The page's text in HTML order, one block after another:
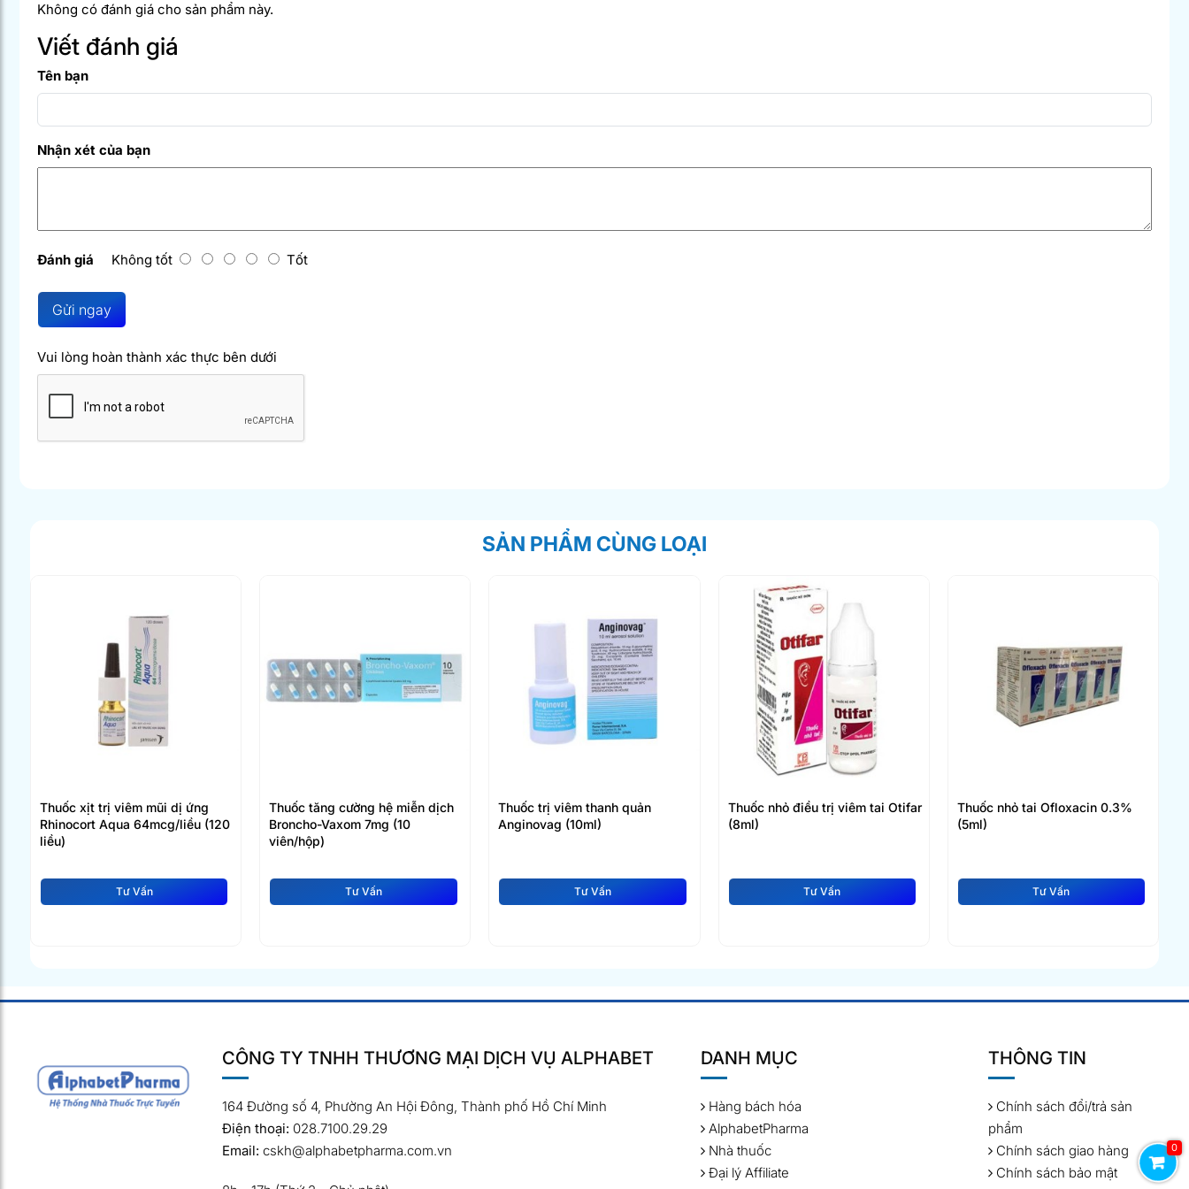
Không có đánh giá cho sản phẩm này.
Viết đánh giá
Tên bạn
Nhận xét của bạn
Đánh giá Không tốt Tốt
Gửi ngay
Vui lòng hoàn thành xác thực bên dưới
SẢN PHẨM CÙNG LOẠI
Thuốc xịt trị viêm mũi dị ứng
Rhinocort Aqua 64mcg/liều (120
liều)
Tư Vấn
Thuốc tăng cường hệ miễn dịch
Broncho-Vaxom 7mg (10
viên/hộp)
Tư Vấn
Thuốc trị viêm thanh quản
Anginovag (10ml)
Tư Vấn
Thuốc nhỏ điều trị viêm tai Otifar
(8ml)
Tư Vấn
Thuốc nhỏ tai Ofloxacin 0.3%
(5ml)
Tư Vấn
CÔNG TY TNHH THƯƠNG MẠI DỊCH VỤ ALPHABET
164 Đường số 4, Phường An Hội Đông, Thành phố Hồ Chí Minh
Điện thoại: 028.7100.29.29
Email: cskh@alphabetpharma.com.vn
DANH MỤC
Hàng bách hóa
AlphabetPharma
Nhà thuốc
Đại lý Affiliate
THÔNG TIN
Chính sách đổi/trả sản
phẩm
Chính sách giao hàng
Chính sách bảo mật
0